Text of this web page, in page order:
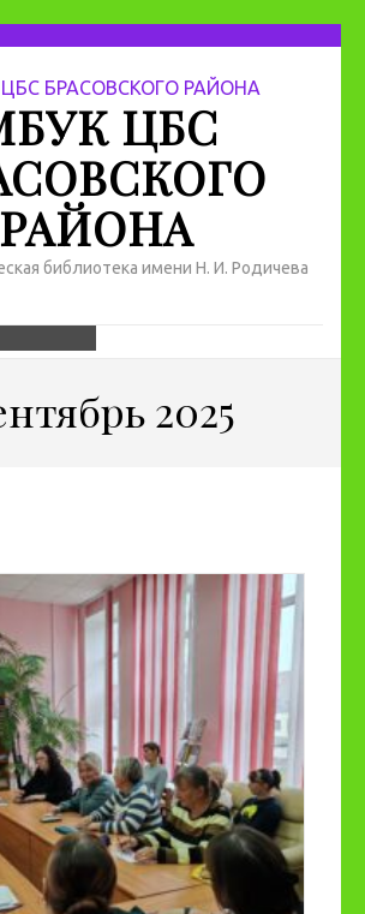
ЦБС
РАЙОНА
библиотека имени Н. И. Родичева
2025